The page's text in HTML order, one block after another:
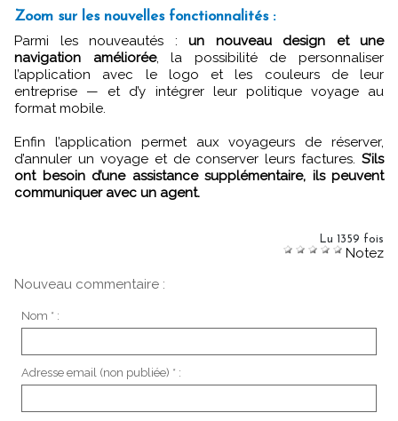
Zoom sur les nouvelles fonctionnalités :
Parmi les nouveautés : un nouveau design et une
navigation améliorée, la possibilité de personnaliser
l’application avec le logo et les couleurs de leur
entreprise — et d’y intégrer leur politique voyage au
format mobile.
Enfin l’application permet aux voyageurs de réserver,
d’annuler un voyage et de conserver leurs factures. S’ils
ont besoin d’une assistance supplémentaire, ils peuvent
communiquer avec un agent.
Lu 1359 fois
Notez
Nouveau commentaire :
Nom * :
Adresse email (non publiée) * :